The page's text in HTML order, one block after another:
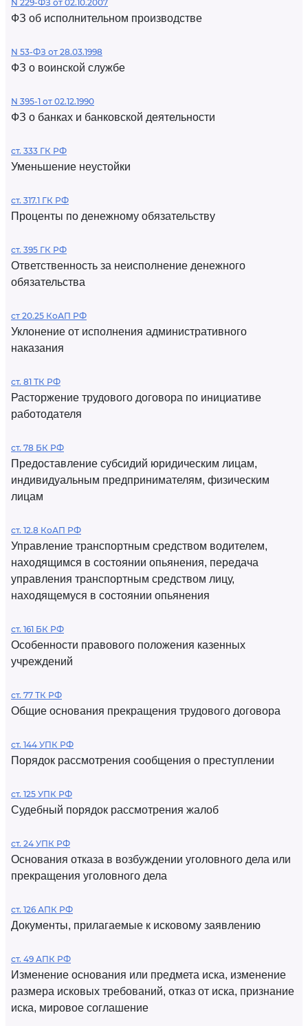
N 229-ФЗ от 02.10.2007
ФЗ об исполнительном производстве
N 53-ФЗ от 28.03.1998
ФЗ о воинской службе
N 395-1 от 02.12.1990
ФЗ о банках и банковской деятельности
ст. 333 ГК РФ
Уменьшение неустойки
ст. 317.1 ГК РФ
Проценты по денежному обязательству
ст. 395 ГК РФ
Ответственность за неисполнение денежного
обязательства
ст 20.25 КоАП РФ
Уклонение от исполнения административного
наказания
ст. 81 ТК РФ
Расторжение трудового договора по инициативе
работодателя
ст. 78 БК РФ
Предоставление субсидий юридическим лицам,
индивидуальным предпринимателям, физическим
лицам
ст. 12.8 КоАП РФ
Управление транспортным средством водителем,
находящимся в состоянии опьянения, передача
управления транспортным средством лицу,
находящемуся в состоянии опьянения
ст. 161 БК РФ
Особенности правового положения казенных
учреждений
ст. 77 ТК РФ
Общие основания прекращения трудового договора
ст. 144 УПК РФ
Порядок рассмотрения сообщения о преступлении
ст. 125 УПК РФ
Судебный порядок рассмотрения жалоб
ст. 24 УПК РФ
Основания отказа в возбуждении уголовного дела или
прекращения уголовного дела
ст. 126 АПК РФ
Документы, прилагаемые к исковому заявлению
ст. 49 АПК РФ
Изменение основания или предмета иска, изменение
размера исковых требований, отказ от иска, признание
иска, мировое соглашение